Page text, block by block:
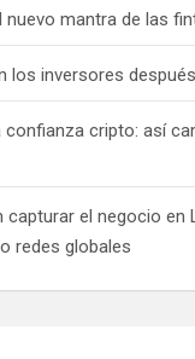
nuevo mantra de las
los inversores
confianza cripto: así
capturar el negocio en
redes globales